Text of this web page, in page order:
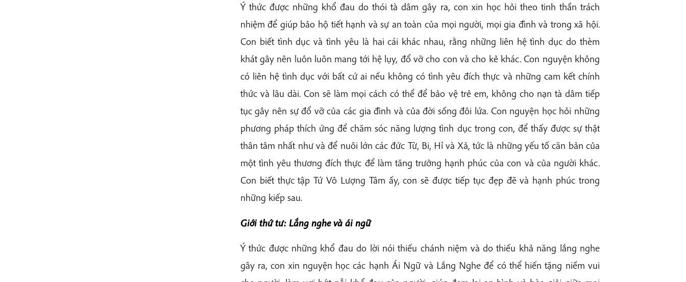
Ý thức được những khổ đau do thói tà dâm gây ra, con xin học hỏi theo tinh thần trách
nhiệm để giúp bảo hộ tiết hạnh và sự an toàn của mọi người, mọi gia đình và trong xã hội.
Con biết tình dục và tình yêu là hai cái khác nhau, rằng những liên hệ tình dục do thèm
khát gây nên luôn luôn mang tới hệ lụy, đổ vỡ cho con và cho kẻ khác. Con nguyện không
có liên hệ tình dục với bất cứ ai nếu không có tình yêu đích thực và những cam kết chính
thức và lâu dài. Con sẽ làm mọi cách có thể để bảo vệ trẻ em, không cho nạn tà dâm tiếp
tục gây nên sự đổ vỡ của các gia đình và của đời sống đôi lứa. Con nguyện học hỏi những
phương pháp thích ứng để chăm sóc năng lượng tình dục trong con, để thấy được sự thật
thân tâm nhất như và để nuôi lớn các đức Từ, Bi, Hỉ và Xả, tức là những yếu tố căn bản của
một tình yêu thương đích thực để làm tăng trưởng hạnh phúc của con và của người khác.
Con biết thực tập Tứ Vô Lượng Tâm ấy, con sẽ được tiếp tục đẹp đẽ và hạnh phúc trong
những kiếp sau.
Giới thứ tư: Lắng nghe và ái ngữ
Ý thức được những khổ đau do lời nói thiếu chánh niệm và do thiếu khả năng lắng nghe
gây ra, con xin nguyện học các hạnh Ái Ngữ và Lắng Nghe để có thể hiến tặng niềm vui